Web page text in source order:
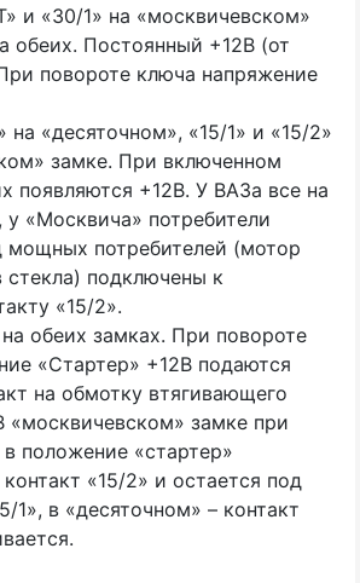
» и «30/1» на «москвичевском»
обеих. Постоянный +12В (от
повороте ключа напряжение
на «десяточном», «15/1» и «15/2»
замке. При включенном
появляются +12В. У ВАЗа все на
у «Москвича» потребители
мощных потребителей (мотор
стекла) подключены к
«15/2».
обеих замках. При повороте
«Стартер» +12В подаются
на обмотку втягивающего
«москвичевском» замке при
положение «стартер»
«15/2» и остается под
/1», в «десяточном» – контакт